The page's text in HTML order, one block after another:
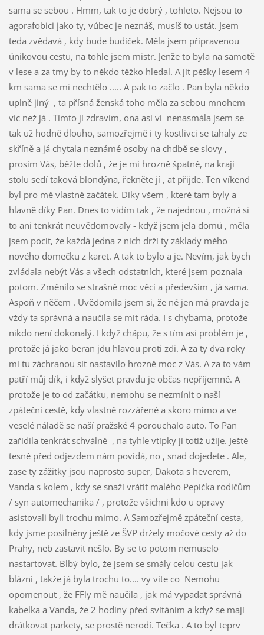
sama se sebou . Hmm, tak to je dobrý , tohleto. Nejsou to
agorafobici jako ty, vůbec je neznáš, musíš to ustát. Jsem
teda zvědavá , kdy bude budíček. Měla jsem připravenou
únikovou cestu, na tohle jsem mistr. Jenže to byla na samotě
v lese a za tmy by to někdo těžko hledal. A jít pěšky lesem 4
km sama se mi nechtělo ..... A pak to začlo . Pan byla někdo
uplně jiný , ta přísná ženská toho měla za sebou mnohem
víc než já . Tímto jí zdravím, ona asi ví nenasmála jsem se
tak už hodně dlouho, samozřejmě i ty kostlivci se tahaly ze
skříně a já chytala neznámé osoby na chdbě se slovy ,
prosím Vás, běžte dolů , že je mi hrozně špatně, na kraji
stolu sedí taková blondýna, řekněte jí , at přijde. Ten víkend
byl pro mě vlastně začátek. Díky všem , které tam byly a
hlavně díky Pan. Dnes to vidím tak , že najednou , možná si
to ani tenkrát neuvědomovaly - když jsem jela domů , měla
jsem pocit, že každá jedna z nich drží ty základy mého
nového domečku z karet. A tak to bylo a je. Nevím, jak bych
zvládala nebýt Vás a všech odstatních, které jsem poznala
potom. Změnilo se strašně moc věcí a především , já sama.
Aspoň v něčem . Uvědomila jsem si, že né jen má pravda je
vždy ta správná a naučila se mít ráda. I s chybama, protože
nikdo není dokonalý. I když chápu, že s tím asi problém je ,
protože já jako beran jdu hlavou proti zdi. A za ty dva roky
mi tu záchranou sít nastavilo hrozně moc z Vás. A za to vám
patří můj dík, i když slyšet pravdu je občas nepříjemné. A
protože je to od začátku, nemohu se nezmínit o naší
zpáteční cestě, kdy vlastně rozzářené a skoro mimo a ve
veselé náladě se naší pražské 4 porouchalo auto. To Pan
zařídila tenkrát schválně , na tyhle vtípky jí totiž užije. Ještě
tesně před odjezdem nám povídá, no , snad dojedete . Ale,
zase ty zážitky jsou naprosto super, Dakota s heverem,
Vanda s kolem , kdy se snaží vrátit malého Pepíčka rodičům
/ syn automechanika / , protože všichni kdo u opravy
asistovali byli trochu mimo. A Samozřejmě zpáteční cesta,
kdy jsme posilněny ještě ze ŠVP držely močové cesty až do
Prahy, neb zastavit nešlo. By se to potom nemuselo
nastartovat. Blbý bylo, že jsem se smály celou cestu jak
blázni , takže já byla trochu to.... vy víte co Nemohu
opomenout , že FFly mě naučila , jak má vypadat správná
kabelka a Vanda, že 2 hodiny před svítáním a když se mají
drátkovat parkety, se prostě nerodí. Tečka . A to byl teprv